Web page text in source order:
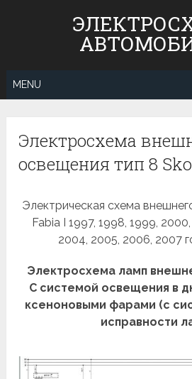
MENU
Электросхема
освещения тип 8
Электрическая схема
Fabia I 1997, 1998, 1999,
2004, 2005, 2006, 2007
Электросхема ламп
С системой освещения в
ксеноновыми фарами (с
исправности